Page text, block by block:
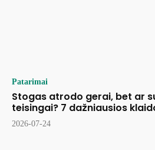
Patarimai
Stogas atrodo gerai, bet ar
teisingai? 7 dažniausios
2026-07-24